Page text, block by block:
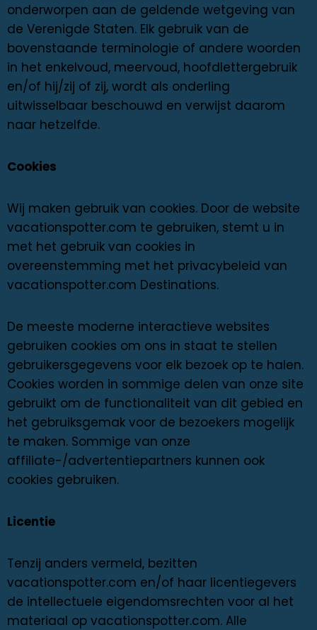
onderworpen aan de geldende wetgeving van
de Verenigde Staten. Elk gebruik van de
bovenstaande terminologie of andere woorden
in het enkelvoud, meervoud, hoofdlettergebruik
en/of hij/zij of zij, wordt als onderling
uitwisselbaar beschouwd en verwijst daarom
naar hetzelfde.
Cookies
Wij maken gebruik van cookies. Door de website
vacationspotter.com te gebruiken, stemt u in
met het gebruik van cookies in
overeenstemming met het privacybeleid van
vacationspotter.com Destinations.
De meeste moderne interactieve websites
gebruiken cookies om ons in staat te stellen
gebruikersgegevens voor elk bezoek op te halen.
Cookies worden in sommige delen van onze site
gebruikt om de functionaliteit van dit gebied en
het gebruiksgemak voor de bezoekers mogelijk
te maken. Sommige van onze
affiliate-/advertentiepartners kunnen ook
cookies gebruiken.
Licentie
Tenzij anders vermeld, bezitten
vacationspotter.com en/of haar licentiegevers
de intellectuele eigendomsrechten voor al het
materiaal op vacationspotter.com. Alle